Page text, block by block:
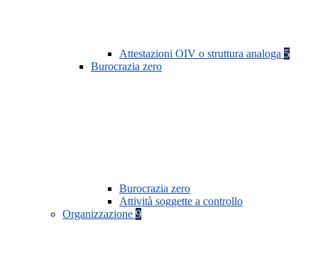
Attestazioni OIV o struttura analoga 5
Burocrazia zero
Burocrazia zero
Attività soggette a controllo
Organizzazione 9